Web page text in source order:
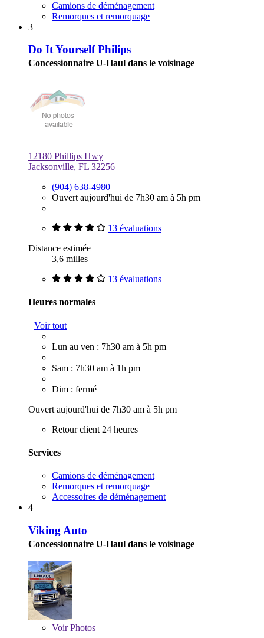
Camions de déménagement
Remorques et remorquage
3
Do It Yourself Philips
Concessionnaire U-Haul dans le voisinage
12180 Phillips Hwy
Jacksonville, FL 32256
(904) 638-4980
Ouvert aujourd'hui de 7h30 am à 5h pm
13 évaluations
Distance estimée
3,6 milles
13 évaluations
Heures normales
Voir tout
Lun au ven : 7h30 am à 5h pm
Sam : 7h30 am à 1h pm
Dim : fermé
Ouvert aujourd'hui de 7h30 am à 5h pm
Retour client 24 heures
Services
Camions de déménagement
Remorques et remorquage
Accessoires de déménagement
4
Viking Auto
Concessionnaire U-Haul dans le voisinage
VoirPhotos